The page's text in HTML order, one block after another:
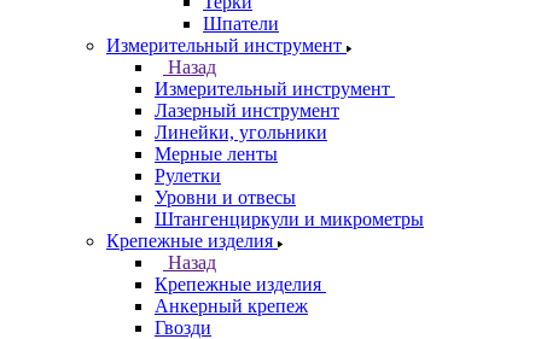
Шпатели
Измерительный инструмент
Назад
Измерительный инструмент
Лазерный инструмент
Линейки, угольники
Мерные ленты
Рулетки
Уровни и отвесы
Штангенциркули и микрометры
Крепежные изделия
Назад
Крепежные изделия
Анкерный крепеж
Гвозди